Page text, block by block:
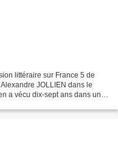
littéraire sur France 5 de
JOLLIEN dans le
a vécu dix-sept ans dans une